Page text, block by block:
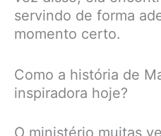
servindo de forma
momento certo.
Como a história de
inspiradora hoje?
O ministério muitas